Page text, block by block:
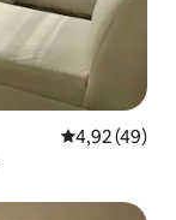
Évaluation
4,92 (49)